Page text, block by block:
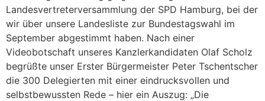
Landesvertreterversammlung der SPD Hamburg, bei der
wir über unsere Landesliste zur Bundestagswahl im
September abgestimmt haben. Nach einer
Videobotschaft unseres Kanzlerkandidaten Olaf Scholz
begrüßte unser Erster Bürgermeister Peter Tschentscher
die 300 Delegierten mit einer eindrucksvollen und
selbstbewussten Rede – hier ein Auszug: „Die